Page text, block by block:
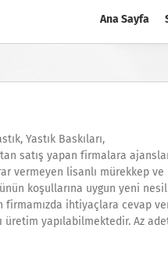
Ana Sayfa
Yastık Baskıları,
satış yapan firmalara
vermeyen lisanlı mürekkep
koşullarına uygun yeni
firmamızda ihtiyaçlara cevap
üretim yapılabilmektedir. Az